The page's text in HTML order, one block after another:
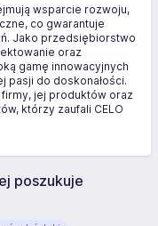
wsparcie rozwoju,
co gwarantuje
Jako przedsiębiorstwo
oraz
gamę innowacyjnych
pasji do doskonałości.
jej produktów oraz
którzy zaufali CELO
poszukuje